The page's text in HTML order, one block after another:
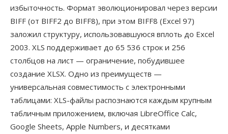
избыточность. Формат эволюционировал через версии
BIFF (от BIFF2 до BIFF8), при этом BIFF8 (Excel 97)
заложил структуру, использовавшуюся вплоть до Excel
2003. XLS поддерживает до 65 536 строк и 256
столбцов на лист — ограничение, побудившее
создание XLSX. Одно из преимуществ —
универсальная совместимость с электронными
таблицами: XLS-файлы распознаются каждым крупным
табличным приложением, включая LibreOffice Calc,
Google Sheets, Apple Numbers, и десятками